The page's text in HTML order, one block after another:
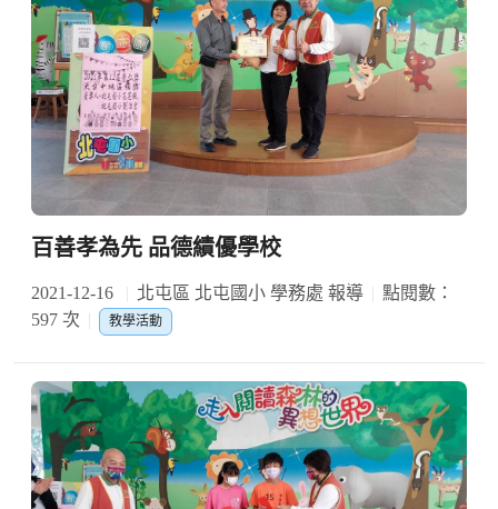
百善孝為先 品德績優學校
2021-12-16 北屯區 北屯國小 學務處 報導
點閱數：
597 次
教學活動